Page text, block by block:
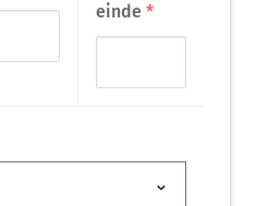
einde *